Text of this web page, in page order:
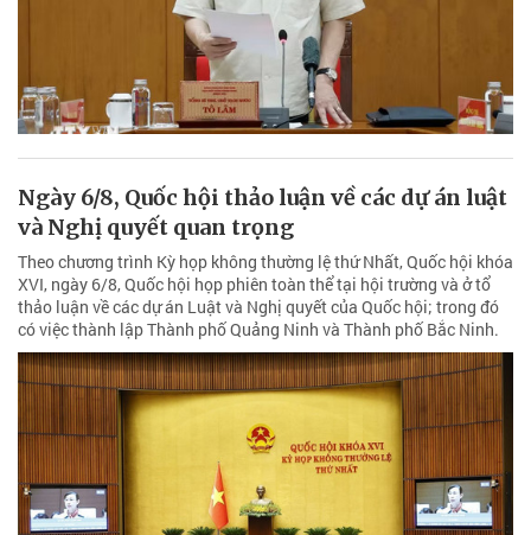
Ngày 6/8, Quốc hội thảo luận về các dự án luật
và Nghị quyết quan trọng
Theo chương trình Kỳ họp không thường lệ thứ Nhất, Quốc hội khóa
XVI, ngày 6/8, Quốc hội họp phiên toàn thể tại hội trường và ở tổ
thảo luận về các dự án Luật và Nghị quyết của Quốc hội; trong đó
có việc thành lập Thành phố Quảng Ninh và Thành phố Bắc Ninh.